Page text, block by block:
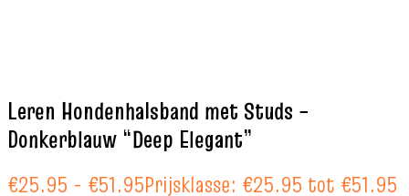
Leren Hondenhalsband met Studs –
Donkerblauw “Deep Elegant”
€25.95 - €51.95Prijsklasse: €25.95 tot €51.95